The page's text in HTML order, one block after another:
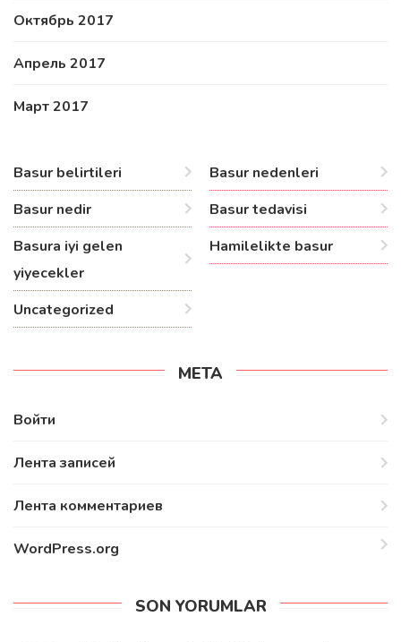
Октябрь 2017
Апрель 2017
Март 2017
Basur belirtileri
Basur nedenleri
Basur nedir
Basur tedavisi
Basura iyi gelen
yiyecekler
Hamilelikte basur
Uncategorized
МЕТА
Войти
Лента записей
Лента комментариев
WordPress.org
SON YORUMLAR